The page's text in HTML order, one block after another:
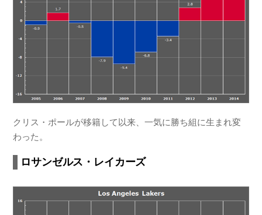
クリス・ポールが移籍して以来、一気に勝ち組に生まれ変
わった。
ロサンゼルス・レイカーズ